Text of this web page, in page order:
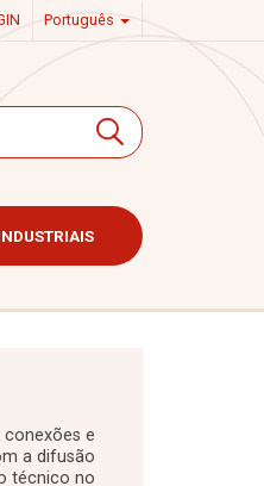
Português
conexões e
a difusão
técnico no